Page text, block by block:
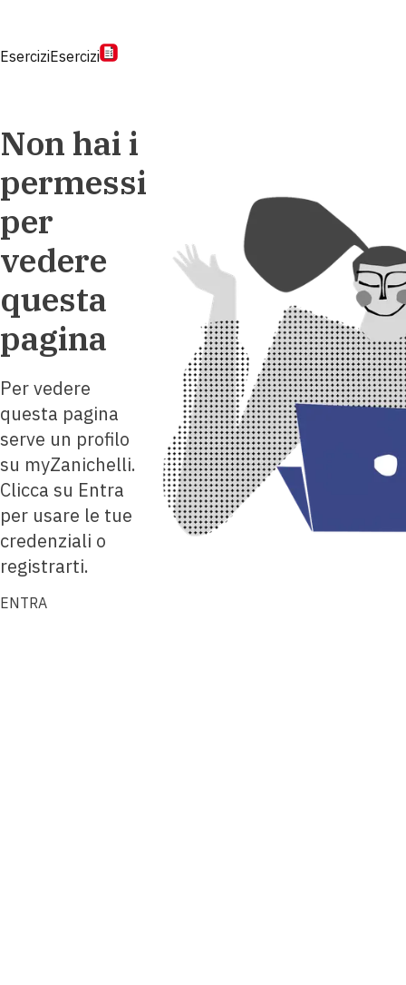
EserciziEsercizi
Non hai i
permessi
per
vedere
questa
pagina
Per vedere
questa pagina
serve un profilo
su myZanichelli.
Clicca su Entra
per usare le tue
credenziali o
registrarti.
ENTRA